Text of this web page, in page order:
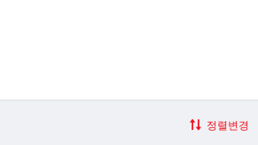
정렬변경